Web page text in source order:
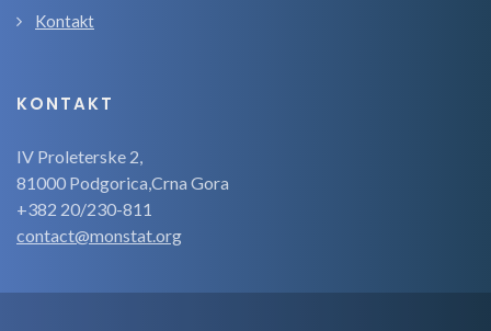
Kontakt
KONTAKT
IV Proleterske 2,
81000 Podgorica,Crna Gora
+382 20/230-811
contact@monstat.org